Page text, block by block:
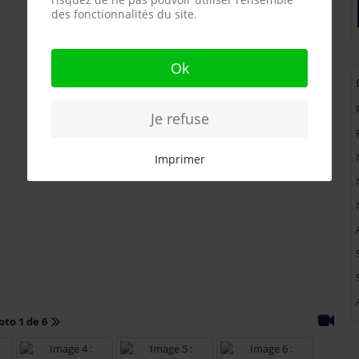
1 de 6
des fonctionnalités du site.
Ok
Je refuse
Imprimer